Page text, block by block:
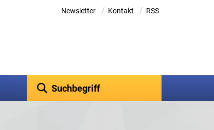
Newsletter / Kontakt / RSS